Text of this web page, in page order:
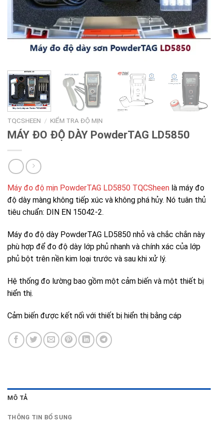
TQCSHEEN / KIỂM TRA ĐỘ MỊN
MÁY ĐO ĐỘ DÀY PowderTAG LD5850
Máy đo độ mịn PowderTAG LD5850 TQCSheen là máy đo
độ dày màng không tiếp xúc và không phá hủy. Nó tuân thủ
tiêu chuẩn: DIN EN 15042-2.
Máy đo độ dày PowderTAG LD5850 nhỏ và chắc chắn này
phù hợp để đo độ dày lớp phủ nhanh và chính xác của lớp
phủ bột trên nền kim loại trước và sau khi xử lý.
Hệ thống đo lường bao gồm một cảm biến và một thiết bị
hiển thị.
Cảm biến được kết nối với thiết bị hiển thị bằng cáp
MÔ TẢ
THÔNG TIN BỔ SUNG